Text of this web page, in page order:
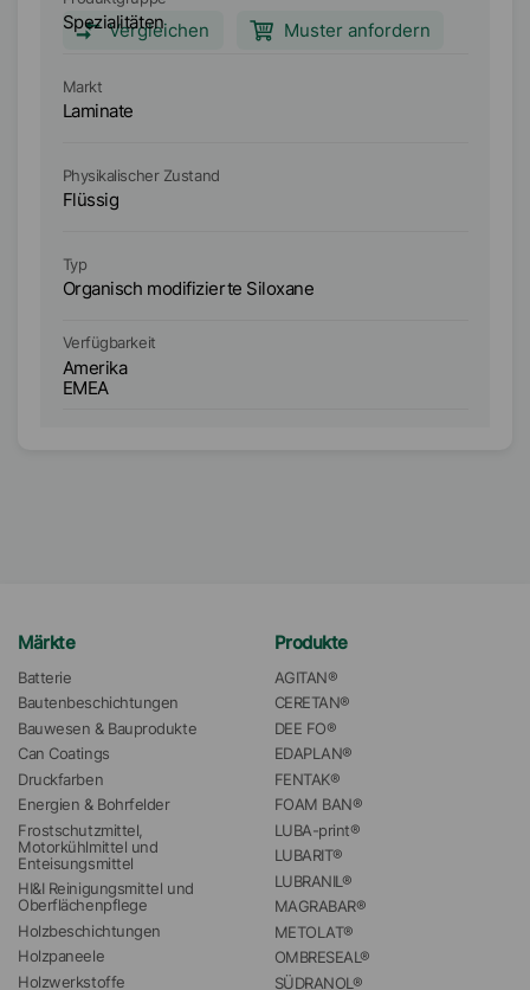
modifiziertes Organopolysiloxan, das in einem
Vergleichen Muster anfordern
Spezialitäten
Markt
Laminate
Physikalischer Zustand
Flüssig
Typ
Organisch modifizierte Siloxane
Verfügbarkeit
Amerika
EMEA
Märkte
Batterie
Bautenbeschichtungen
Bauwesen & Bauprodukte
Can Coatings
Druckfarben
Energien & Bohrfelder
Frostschutzmittel,
Motorkühlmittel und
Enteisungsmittel
HI&I Reinigungsmittel und
Oberflächenpflege
Holzbeschichtungen
Holzpaneele
Holzwerkstoffe
Produkte
AGITAN®
CERETAN®
DEE FO®
EDAPLAN®
FENTAK®
FOAM BAN®
LUBA-print®
LUBARIT®
LUBRANIL®
MAGRABAR®
METOLAT®
OMBRESEAL®
SÜDRANOL®